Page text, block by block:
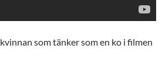
som tänker som en ko i filmen